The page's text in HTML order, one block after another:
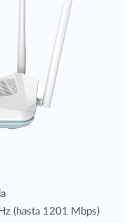
(hasta 1201 Mbps)